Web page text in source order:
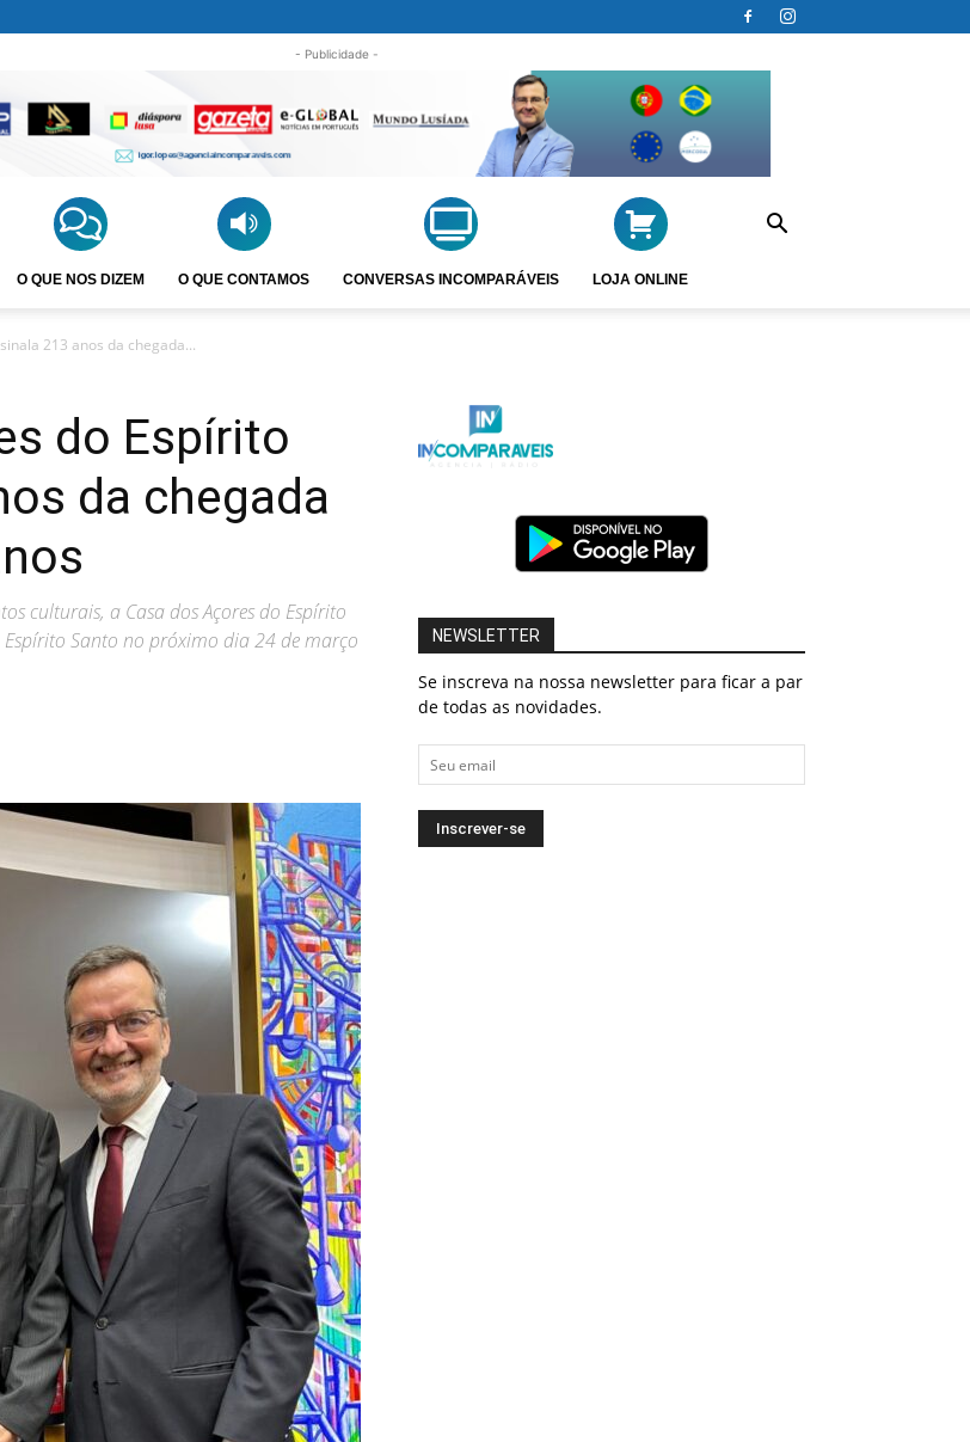
- Publicidade -
O QUE NOS DIZEM O QUE CONTAMOS CONVERSAS INCOMPARÁVEIS LOJA ONLINE
213 anos da chegada...
do Espírito
da chegada
culturais, a Casa dos Açores do Espírito
Santo no próximo dia 24 de março
NEWSLETTER
Se inscreva na nossa newsletter para ficar a par
de todas as novidades.